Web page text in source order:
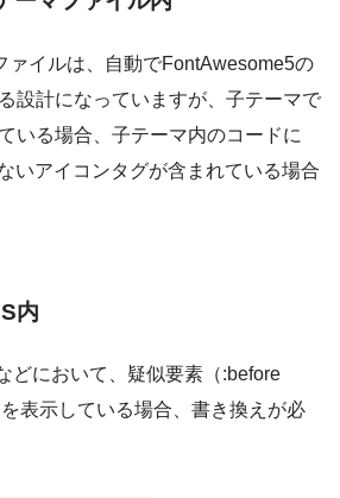
ァイルは、自動でFontAwesome5の
設計になっていますが、子テーマで
いる場合、子テーマ内のコードに
いアイコンタグが含まれている場合
内
どにおいて、疑似要素（:before
表示している場合、書き換えが必